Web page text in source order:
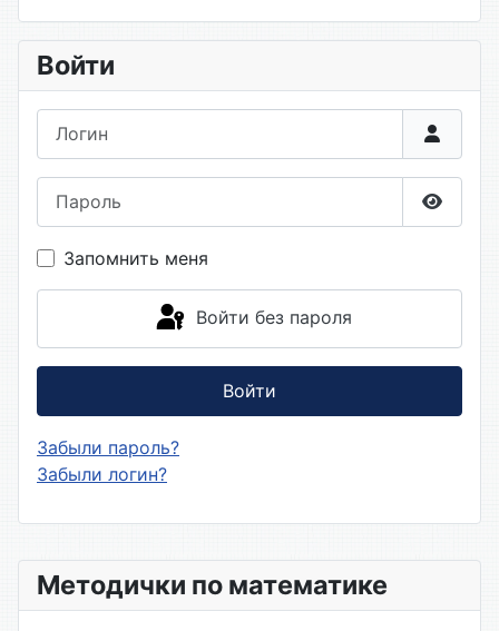
Методички по математике
Войти
Запомнить меня
Войти без пароля
Войти
Забыли пароль?
Забыли логин?